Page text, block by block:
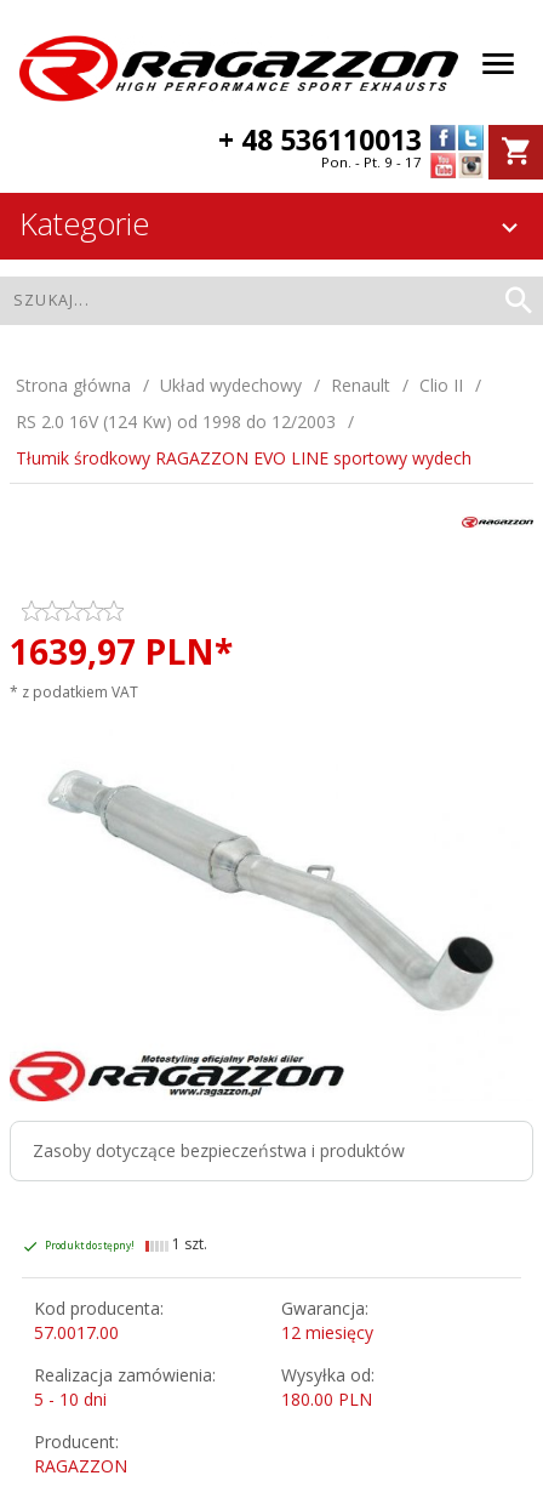
+ 48 536110013
Pon. - Pt. 9 - 17
Kategorie
Strona główna Układ wydechowy Renault
Clio II
RS 2.0 16V (124 Kw) od 1998 do 12/2003
Tłumik środkowy RAGAZZON EVO LINE sportowy wydech
1639,97 PLN*
* z podatkiem VAT
Zasoby dotyczące bezpieczeństwa i produktów
Produkt dostępny! 1 szt.
Kod producenta:
57.0017.00
Gwarancja:
12 miesięcy
Realizacja zamówienia:
5 - 10 dni
Wysyłka od:
180.00 PLN
Producent:
RAGAZZON